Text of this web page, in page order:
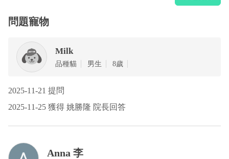
問題寵物
Milk
品種貓 男生 8歲
2025-11-21 提問
2025-11-25 獲得 姚勝隆 院長回答
Anna 李